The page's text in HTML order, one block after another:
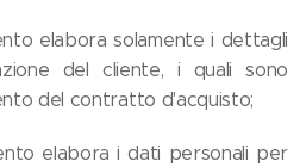
elabora solamente i dettagli
del cliente, i quali sono
del contratto d'acquisto;
elabora i dati personali per